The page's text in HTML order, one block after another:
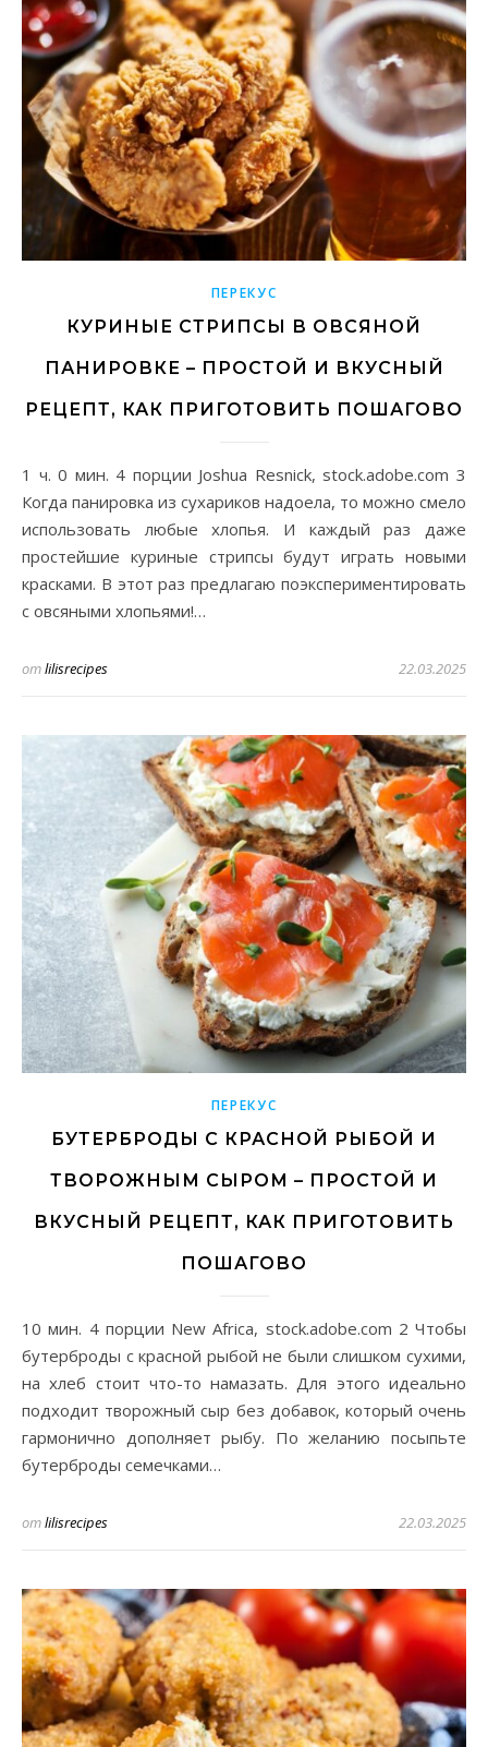
ПЕРЕКУС
КУРИНЫЕ СТРИПСЫ В ОВСЯНОЙ
ПАНИРОВКЕ – ПРОСТОЙ И ВКУСНЫЙ
РЕЦЕПТ, КАК ПРИГОТОВИТЬ ПОШАГОВО
1 ч. 0 мин. 4 порции Joshua Resnick, stock.adobe.com 3
Когда панировка из сухариков надоела, то можно смело
использовать любые хлопья. И каждый раз даже
простейшие куриные стрипсы будут играть новыми
красками. В этот раз предлагаю поэкспериментировать
с овсяными хлопьями!…
отlilisrecipes 22.03.2025
ПЕРЕКУС
БУТЕРБРОДЫ С КРАСНОЙ РЫБОЙ И
ТВОРОЖНЫМ СЫРОМ – ПРОСТОЙ И
ВКУСНЫЙ РЕЦЕПТ, КАК ПРИГОТОВИТЬ
ПОШАГОВО
10 мин. 4 порции New Africa, stock.adobe.com 2 Чтобы
бутерброды с красной рыбой не были слишком сухими,
на хлеб стоит что-то намазать. Для этого идеально
подходит творожный сыр без добавок, который очень
гармонично дополняет рыбу. По желанию посыпьте
бутерброды семечками…
отlilisrecipes 22.03.2025